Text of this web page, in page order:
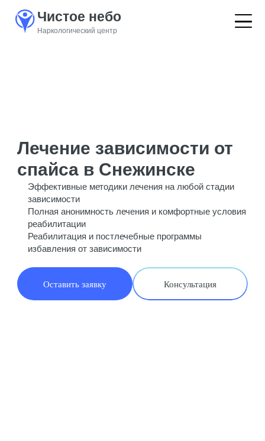
Чистое небо
Наркологический центр
Лечение зависимости от
спайса в Снежинске
Эффективные методики лечения на любой стадии
зависимости
Полная анонимность лечения и комфортные условия
реабилитации
Реабилитация и постлечебные программы
избавления от зависимости
Оставить заявку Консультация